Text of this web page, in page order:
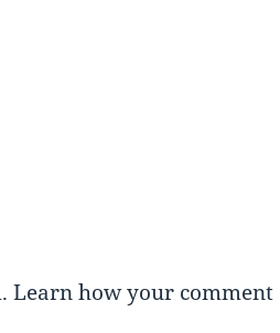
Learn how your comment